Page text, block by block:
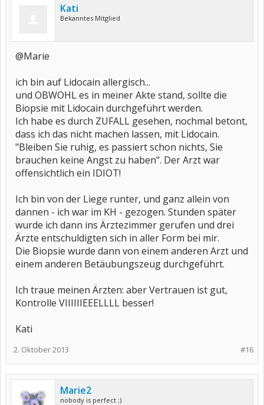
Kati
Bekanntes Mitglied
@Marie
ich bin auf Lidocain allergisch...
und OBWOHL es in meiner Akte stand, sollte die
Biopsie mit Lidocain durchgeführt werden.
Ich habe es durch ZUFALL gesehen, nochmal betont,
dass ich das nicht machen lassen, mit Lidocain.
"Bleiben Sie ruhig, es passiert schon nichts, Sie
brauchen keine Angst zu haben". Der Arzt war
offensichtlich ein IDIOT!
Ich bin von der Liege runter, und ganz allein von
dannen - ich war im KH - gezogen. Stunden später
wurde ich dann ins Ärztezimmer gerufen und drei
Ärzte entschuldigten sich in aller Form bei mir.
Die Biopsie wurde dann von einem anderen Arzt und
einem anderen Betäubungszeug durchgeführt.
Ich traue meinen Ärzten: aber Vertrauen ist gut,
Kontrolle VIIIIIIEEELLLL besser!
Kati
#16
2. Oktober 2013
Marie2
nobody is perfect ;)